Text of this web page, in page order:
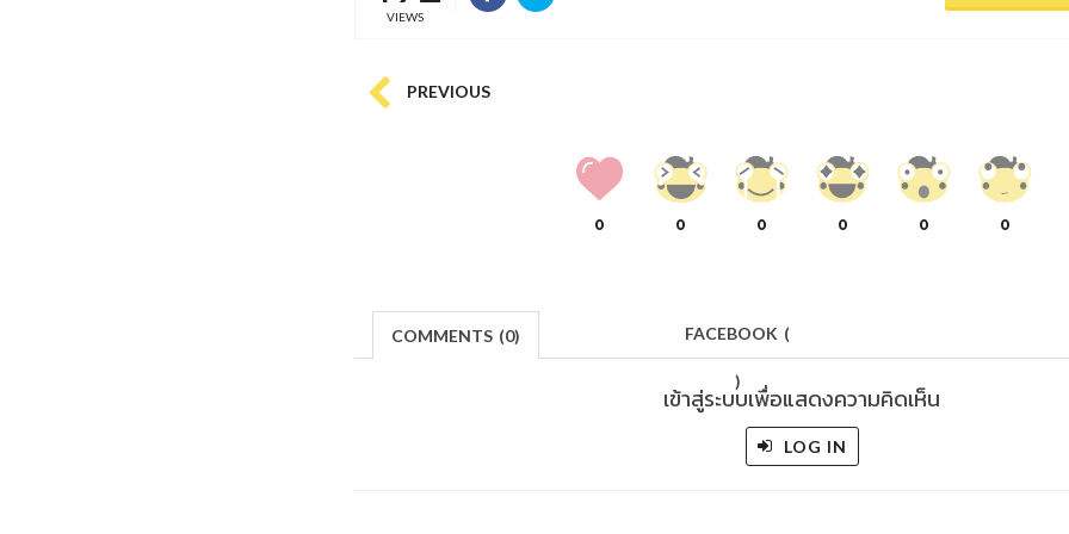
VIEWS
PREVIOUS
0 0 0 0 0 0
COMMENTS (0) FACEBOOK (
)
เข้าสู่ระบบเพื่อแสดงความคิดเห็น
LOG IN